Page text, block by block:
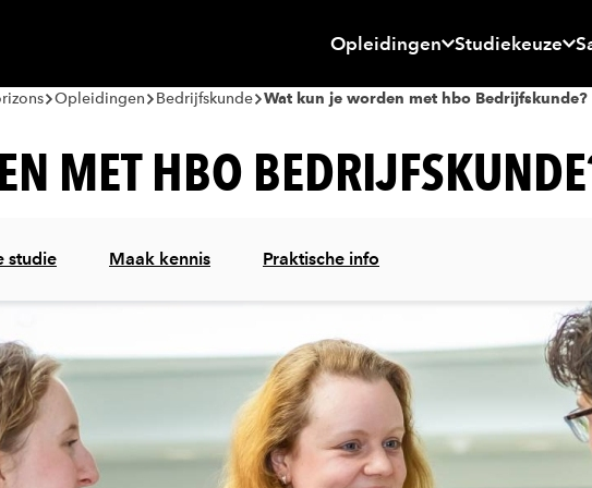
Opleidingen Studiekeuze
Opleidingen Bedrijfskunde Wat kun je worden met hbo Bedrijfskunde?
MET HBO
studie Maak kennis Praktische info